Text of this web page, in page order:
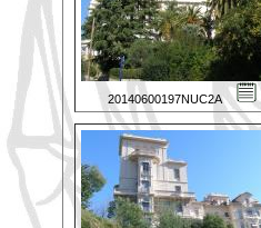
20140600197NUC2A